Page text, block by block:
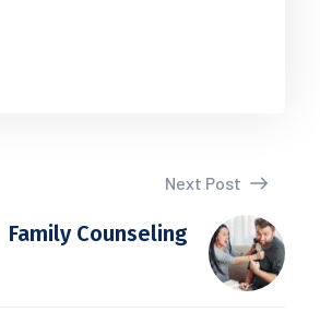
Next Post
Family Counseling